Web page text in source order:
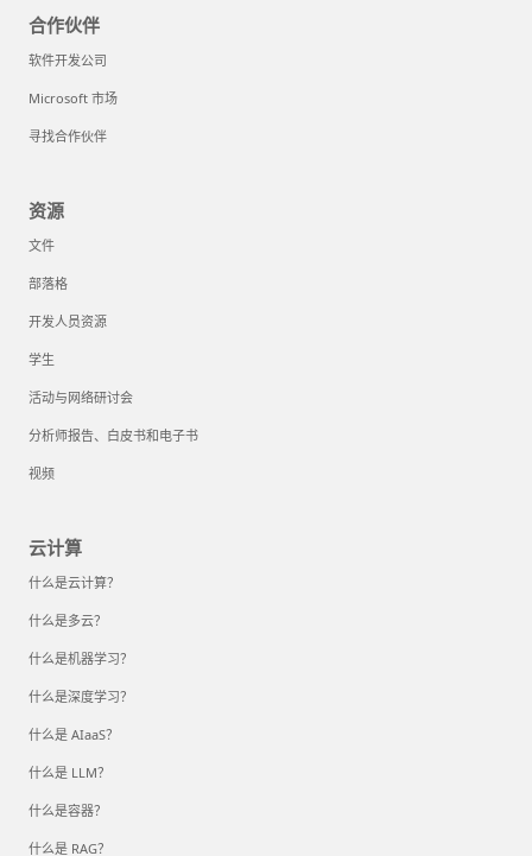
合作伙伴
软件开发公司
Microsoft 市场
寻找合作伙伴
资源
文件
部落格
开发人员资源
学生
活动与网络研讨会
分析师报告、白皮书和电子书
视频
云计算
什么是云计算？
什么是多云？
什么是机器学习？
什么是深度学习？
什么是 AIaaS？
什么是 LLM？
什么是容器？
什么是 RAG？